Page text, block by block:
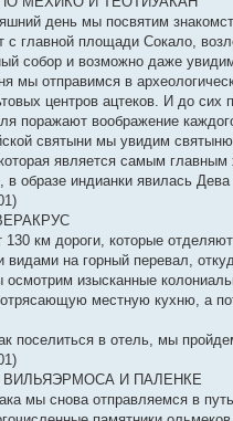
день мы посвятим
с главной площади Сокало,
собор и возможно даже
мы отправимся в
центров ацтеков. И до
поражают воображение
святыни мы увидим
является самым
в образе индианки явилась
130 км дороги, которые
видами на горный перевал,
изысканные
местную кухню, а
поселиться в отель, мы
ВИЛЬЯЭРМОСА И ПАЛЕНКЕ
мы снова отправляемся в